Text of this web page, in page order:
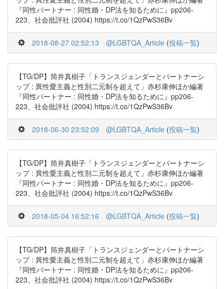
『同性パートナー : 同性婚・DP法を知るために』pp206-
223、社会批評社 (2004) https://t.co/1QzPwS36Bv
2018-08-27 02:52:13 @LGBTQA_Article (投稿一覧)
【TG/DP】筒井真樹子「トランスジェンダーとパートナーシ
ップ : 異性愛主義と性別二元制を超えて」赤杉康伸ほか編著
『同性パートナー : 同性婚・DP法を知るために』pp206-
223、社会批評社 (2004) https://t.co/1QzPwS36Bv
2018-06-30 23:52:09 @LGBTQA_Article (投稿一覧)
【TG/DP】筒井真樹子「トランスジェンダーとパートナーシ
ップ : 異性愛主義と性別二元制を超えて」赤杉康伸ほか編著
『同性パートナー : 同性婚・DP法を知るために』pp206-
223、社会批評社 (2004) https://t.co/1QzPwS36Bv
2018-05-04 16:52:16 @LGBTQA_Article (投稿一覧)
【TG/DP】筒井真樹子「トランスジェンダーとパートナーシ
ップ : 異性愛主義と性別二元制を超えて」赤杉康伸ほか編著
『同性パートナー : 同性婚・DP法を知るために』pp206-
223、社会批評社 (2004) https://t.co/1QzPwS36Bv